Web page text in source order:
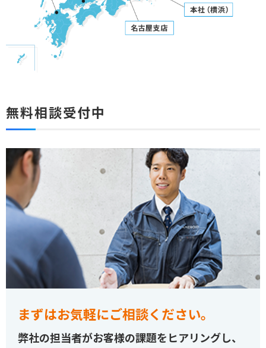
無料相談受付中
まずはお気軽にご相談ください。
弊社の担当者がお客様の課題をヒアリングし、